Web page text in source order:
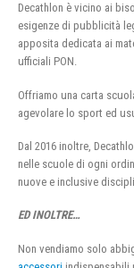
Decathlon è vicino ai
esigenze di pubblicità
apposita dedicata ai
ufficiali PON.
Offriamo una carta
agevolare lo sport ed
Dal 2016 inoltre,
nelle scuole di ogni
nuove e inclusive
ED INOLTRE…
Non vendiamo solo